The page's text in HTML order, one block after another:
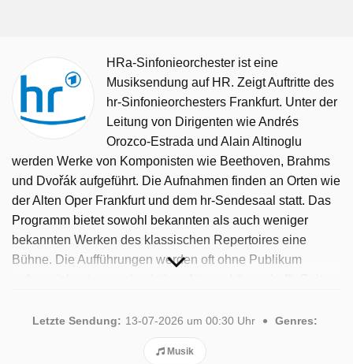
HRa-Sinfonieorchester ist eine
Musiksendung auf HR. Zeigt Auftritte des
hr-Sinfonieorchesters Frankfurt. Unter der
Leitung von Dirigenten wie Andrés
Orozco-Estrada und Alain Altinoglu
werden Werke von Komponisten wie Beethoven, Brahms
und Dvořák aufgeführt. Die Aufnahmen finden an Orten wie
der Alten Oper Frankfurt und dem hr-Sendesaal statt. Das
Programm bietet sowohl bekannten als auch weniger
bekannten Werken des klassischen Repertoires eine
Bühne. Die Aufführungen werden oft ohne Publikum
Folgen ausgestrahlt, die letzte im Juli 2026.
Letzte Sendung: 13-07-2026 um 00:30 Uhr Genres:
Musik